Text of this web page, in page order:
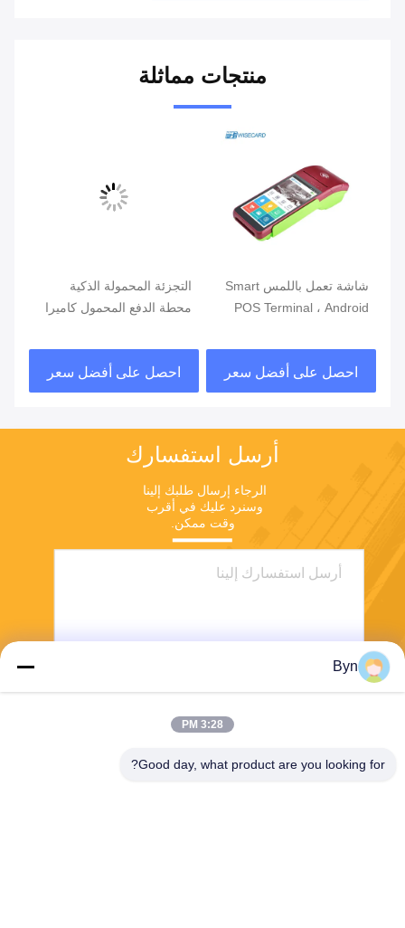
منتجات مماثلة
شاشة تعمل باللمس Smart
POS Terminal ، Android
احصل على أفضل سعر
التجزئة المحمولة الذكية
محطة الدفع المحمول كاميرا
احصل على أفضل سعر
أرسل استفسارك
وقت ممكن.
Byn
3:28 PM
Good day, what product are you looking for?